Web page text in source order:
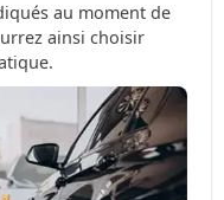
au moment de
ainsi choisir